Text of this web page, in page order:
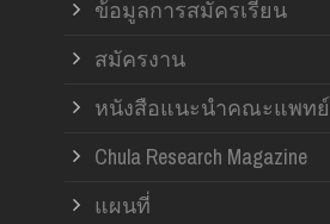
ข้อมูลการสมัครเรียน
สมัครงาน
หนังสือแนะนำคณะแพทย์
Chula Research Magazine
แผนที่